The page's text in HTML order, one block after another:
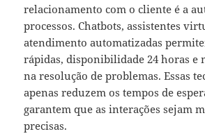
relacionamento com o cliente é a
processos. Chatbots, assistentes
atendimento automatizadas
rápidas, disponibilidade 24 horas e
na resolução de problemas. Essas
apenas reduzem os tempos de
garantem que as interações sejam
precisas.